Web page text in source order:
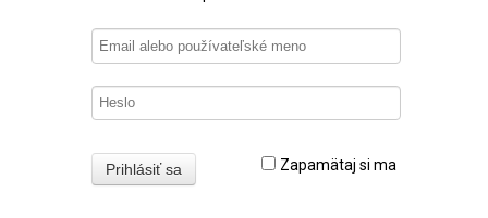
Zapamätaj si ma